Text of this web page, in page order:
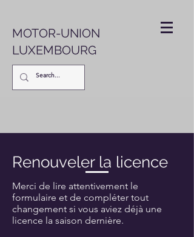
MOTOR-UNION
LUXEMBOURG
Renouveler la licence
Merci de lire attentivement le
formulaire et de compléter tout
changement si vous aviez déjà une
licence la saison dernière.